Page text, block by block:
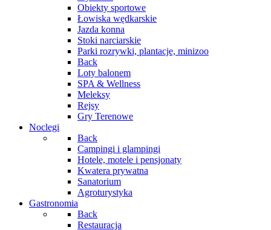
Obiekty sportowe
Łowiska wędkarskie
Jazda konna
Stoki narciarskie
Parki rozrywki, plantacje, minizoo
Back
Loty balonem
SPA & Wellness
Meleksy
Rejsy
Gry Terenowe
Noclegi
Back
Campingi i glampingi
Hotele, motele i pensjonaty
Kwatera prywatna
Sanatorium
Agroturystyka
Gastronomia
Back
Restauracja